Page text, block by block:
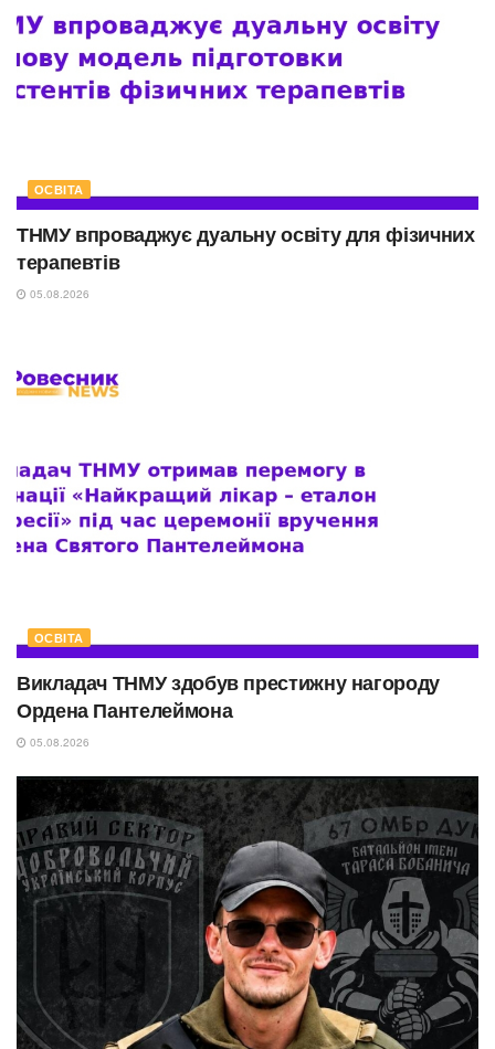
ОСВІТА
ТНМУ впроваджує дуальну освіту для фізичних
терапевтів
05.08.2026
ОСВІТА
Викладач ТНМУ здобув престижну нагороду
Ордена Пантелеймона
05.08.2026